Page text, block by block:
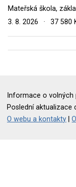
Mateřská škola,
3. 8. 2026
· 37 580
Informace o volných
Poslední aktualizace
O webu a kontakty |